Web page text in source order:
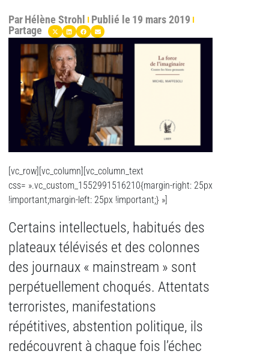
ParHélène Strohl Publié le 19 mars 2019
Partage
[vc_row][vc_column][vc_column_text
css= ».vc_custom_1552991516210{margin-right: 25px
!important;margin-left: 25px !important;} »]
Certains intellectuels, habitués des
plateaux télévisés et des colonnes
des journaux « mainstream » sont
perpétuellement choqués. Attentats
terroristes, manifestations
répétitives, abstention politique, ils
redécouvrent à chaque fois l’échec